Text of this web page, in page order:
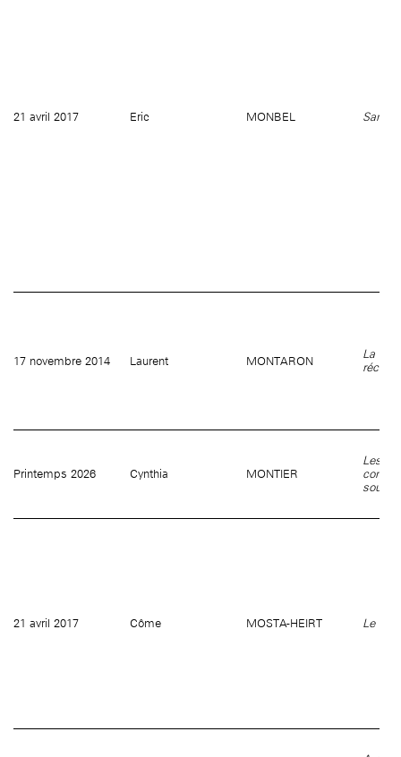
21 avril 2017 Eric MONBEL Sans
17 novembre 2014 Laurent MONTARON
La
récit
Printemps 2026 Cynthia MONTIER
Les
21 avril 2017 Côme MOSTA-HEIRT Le